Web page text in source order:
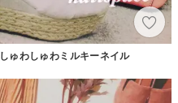
しゅわしゅわミルキーネイル